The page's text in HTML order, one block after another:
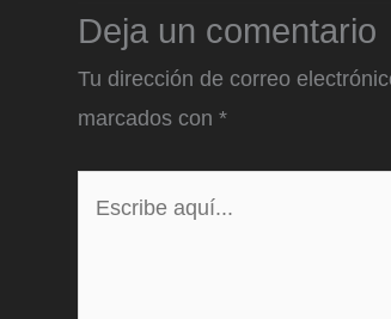
Deja un comentario
Tu dirección de correo
marcados con *